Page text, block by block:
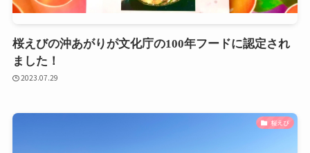
桜えびの沖あがりが文化庁の100年フードに認定され
ました！
2023.07.29
桜えび